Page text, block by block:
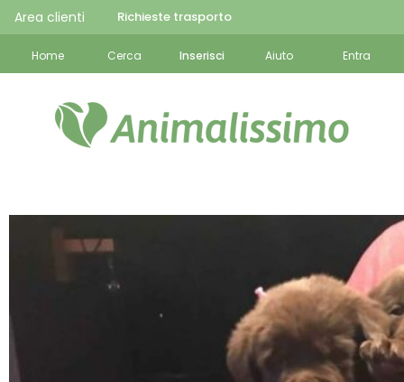
Area clienti Richieste trasporto
Home Cerca Inserisci Aiuto Entra